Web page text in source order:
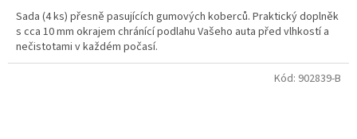
Sada (4 ks) přesně pasujících gumových koberců. Praktický doplněk
s cca 10 mm okrajem chránící podlahu Vašeho auta před vlhkostí a
nečistotami v každém počasí.
Kód: 902839-B